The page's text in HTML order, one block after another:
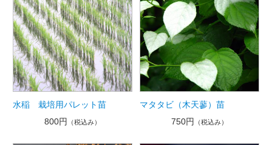
水稲 栽培用パレット苗
800円
（税込み）
マタタビ（木天蓼）苗
750円
（税込み）